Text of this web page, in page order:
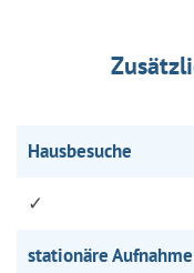
Hausbesuche
✓
stationäre Aufnahme